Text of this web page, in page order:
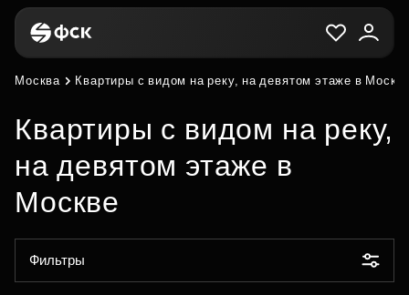
Москва Квартиры с видом на реку, на девятом этаже в
Квартиры с видом на реку,
на девятом этаже в
Москве
Фильтры